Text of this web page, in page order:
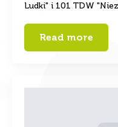
Ludki" i 101 TDW
Read more